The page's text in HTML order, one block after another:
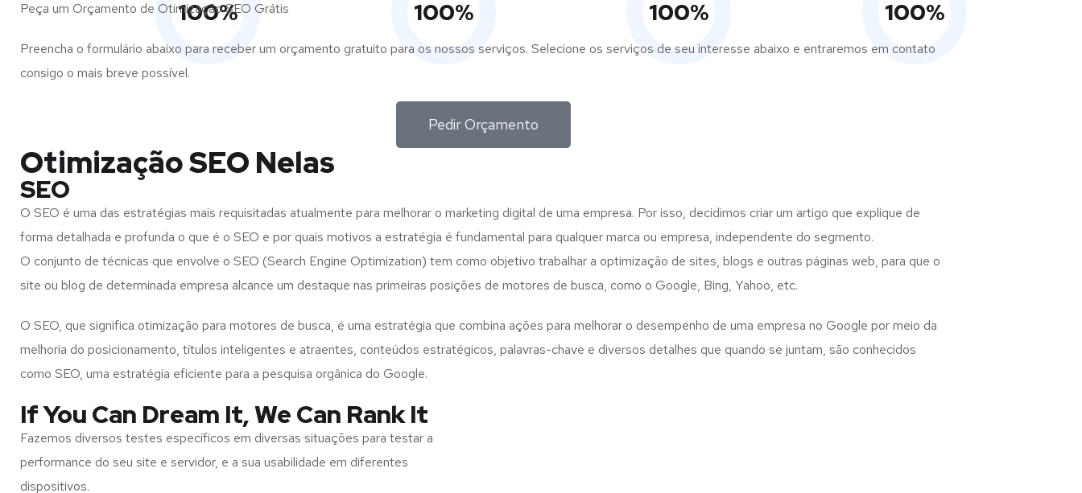
100% 100% 100% 100%
Peça um Orçamento de Otimização SEO Grátis
Preencha o formulário abaixo para receber um orçamento gratuito para os nossos serviços. Selecione os serviços de seu interesse abaixo e entraremos em contato
consigo o mais breve possível.
Pedir Orçamento
Otimização SEO Nelas
SEO
O SEO é uma das estratégias mais requisitadas atualmente para melhorar o marketing digital de uma empresa. Por isso, decidimos criar um artigo que explique de
forma detalhada e profunda o que é o SEO e por quais motivos a estratégia é fundamental para qualquer marca ou empresa, independente do segmento.
O conjunto de técnicas que envolve o SEO (Search Engine Optimization) tem como objetivo trabalhar a optimização de sites, blogs e outras páginas web, para que o
site ou blog de determinada empresa alcance um destaque nas primeiras posições de motores de busca, como o Google, Bing, Yahoo, etc.
O SEO, que significa otimização para motores de busca, é uma estratégia que combina ações para melhorar o desempenho de uma empresa no Google por meio da
melhoria do posicionamento, títulos inteligentes e atraentes, conteúdos estratégicos, palavras-chave e diversos detalhes que quando se juntam, são conhecidos
como SEO, uma estratégia eficiente para a pesquisa orgânica do Google.
If You Can Dream It, We Can Rank It
Fazemos diversos testes específicos em diversas situações para testar a
performance do seu site e servidor, e a sua usabilidade em diferentes
dispositivos.